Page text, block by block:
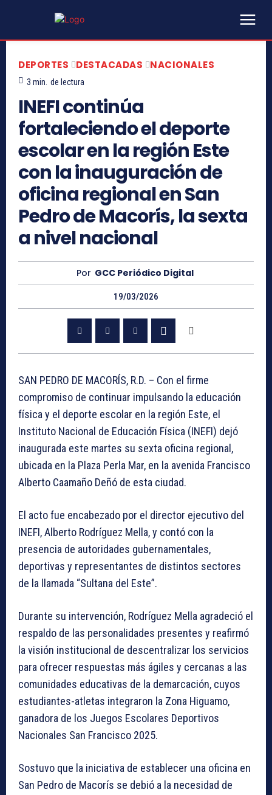
DEPORTES DESTACADAS NACIONALES
3 min. de lectura
INEFI continúa
fortaleciendo el deporte
escolar en la región Este
con la inauguración de
oficina regional en San
Pedro de Macorís, la sexta
a nivel nacional
Por GCC Periódico Digital
19/03/2026
SAN PEDRO DE MACORÍS, R.D. – Con el firme
compromiso de continuar impulsando la educación
física y el deporte escolar en la región Este, el
Instituto Nacional de Educación Física (INEFI) dejó
inaugurada este martes su sexta oficina regional,
ubicada en la Plaza Perla Mar, en la avenida Francisco
Alberto Caamaño Deñó de esta ciudad.
El acto fue encabezado por el director ejecutivo del
INEFI, Alberto Rodríguez Mella, y contó con la
presencia de autoridades gubernamentales,
deportivas y representantes de distintos sectores
de la llamada “Sultana del Este”.
Durante su intervención, Rodríguez Mella agradeció el
respaldo de las personalidades presentes y reafirmó
la visión institucional de descentralizar los servicios
para ofrecer respuestas más ágiles y cercanas a las
comunidades educativas de la demarcación, cuyos
estudiantes-atletas integraron la Zona Higuamo,
ganadora de los Juegos Escolares Deportivos
Nacionales San Francisco 2025.
Sostuvo que la iniciativa de establecer una oficina en
San Pedro de Macorís se debió a la necesidad de